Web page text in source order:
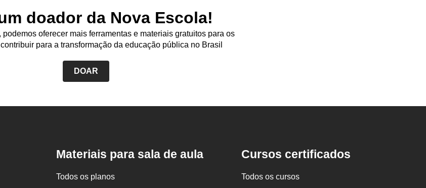
doador da Nova Escola!
oferecer mais ferramentas e materiais gratuitos para os
para a transformação da educação pública no Brasil
DOAR
Materiais para sala de aula
Todos os planos
Cursos certificados
Todos os cursos